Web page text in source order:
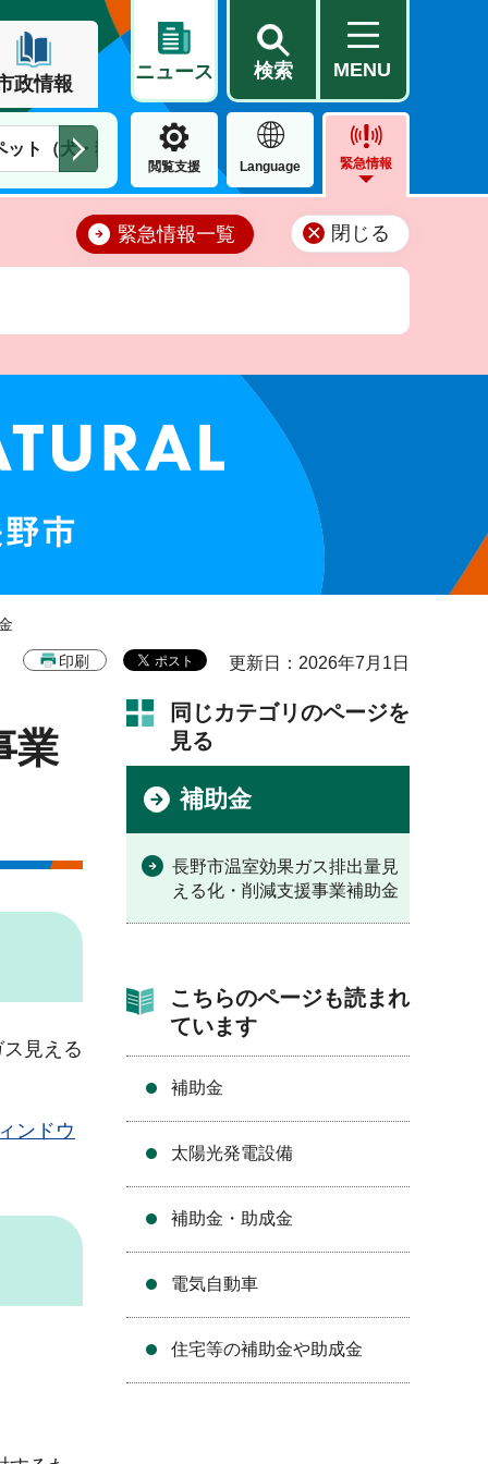
政情報
ニュース 検索 MENU
ット（犬・猫） 住民票・戸籍 公営住宅
閲覧支援 Language 緊急情報
緊急情報一覧 閉じる
印刷 更新日：2026年7月1日
業
見える
ンドウ
同じカテゴリのページを
見る
補助金
長野市温室効果ガス排出量見
える化・削減支援事業補助金
こちらのページも読まれ
ています
補助金
太陽光発電設備
補助金・助成金
電気自動車
住宅等の補助金や助成金